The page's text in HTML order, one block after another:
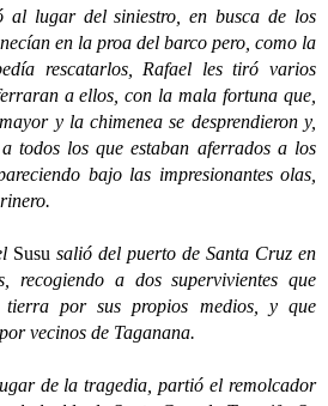
al lugar del siniestro, en busca de los
en la proa del barco pero, como la
rescatarlos, Rafael les tiró varios
a ellos, con la mala fortuna que,
y la chimenea se desprendieron y,
todos los que estaban aferrados a los
bajo las impresionantes olas,
Susu salió del puerto de Santa Cruz en
recogiendo a dos supervivientes que
por sus propios medios, y que
vecinos de Taganana.
de la tragedia, partió el remolcador